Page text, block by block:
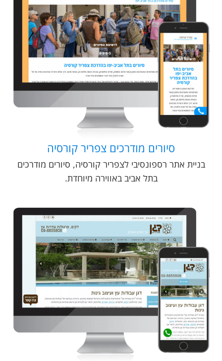
סיורים מודרכים צפריר קורסיה
בניית אתר רספונסיבי לצפריר קורסיה, סיורים מודרכים
בתל אביב באווירה מיוחדת.